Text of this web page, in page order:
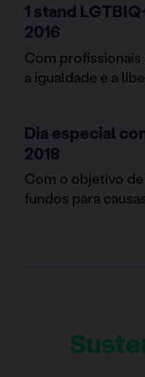
1 stand
2016
Com
a igualdade e a
Dia especial
2018
Com o objetivo
fundos para